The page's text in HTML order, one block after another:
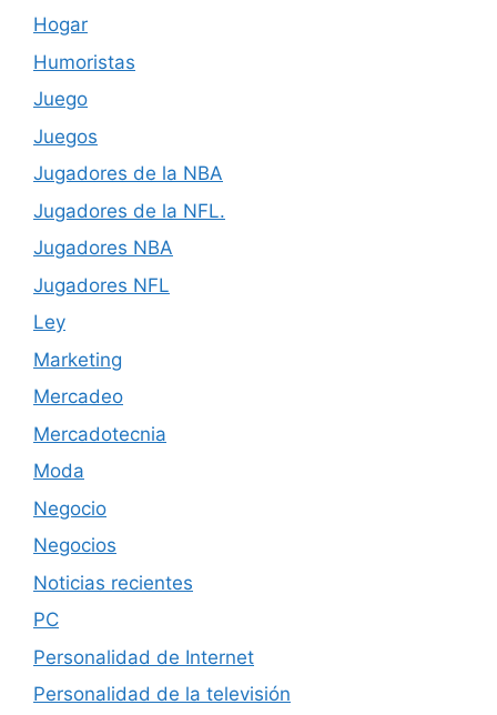
Hogar
Humoristas
Juego
Juegos
Jugadores de la NBA
Jugadores de la NFL.
Jugadores NBA
Jugadores NFL
Ley
Marketing
Mercadeo
Mercadotecnia
Moda
Negocio
Negocios
Noticias recientes
PC
Personalidad de Internet
Personalidad de la televisión